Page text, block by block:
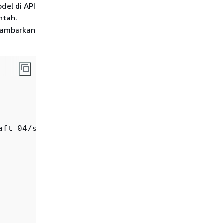
di API
04/schema#", \